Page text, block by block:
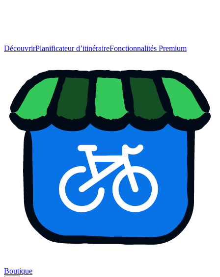
DécouvrirPlanificateur d’itinéraireFonctionnalités Premium
Boutique